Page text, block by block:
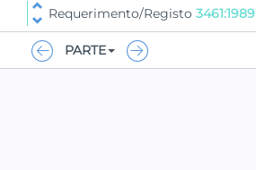
Requerimento/Registo 3461:1989
PARTE